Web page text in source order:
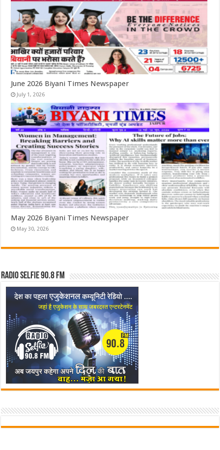
June 2026 Biyani Times Newspaper
July 1, 2026
May 2026 Biyani Times Newspaper
May 30, 2026
Radio Selfie 90.8 FM